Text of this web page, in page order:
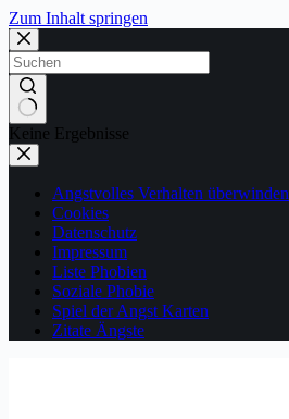
Zum Inhalt springen
Keine Ergebnisse
Angstvolles Verhalten überwinden
Cookies
Datenschutz
Impressum
Liste Phobien
Soziale Phobie
Spiel der Angst Karten
Zitate Ängste